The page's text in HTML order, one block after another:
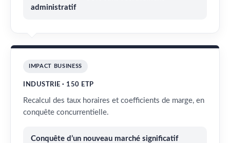
administratif
IMPACT BUSINESS
INDUSTRIE · 150 ETP
Recalcul des taux horaires et coefficients de marge, en
conquête concurrentielle.
Conquête d’un nouveau marché significatif